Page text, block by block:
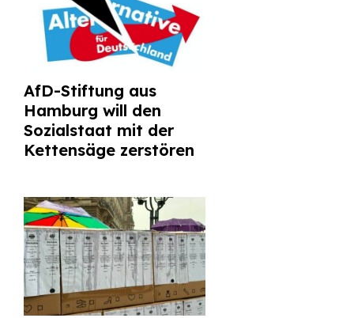
AfD-Stiftung aus
Hamburg will den
Sozialstaat mit der
Kettensäge zerstören